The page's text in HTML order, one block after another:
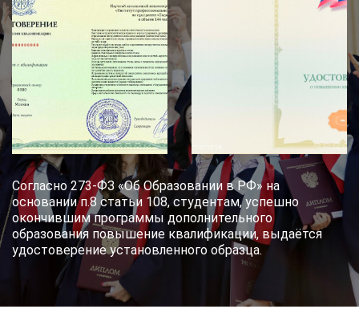
Согласно 273-ФЗ «Об Образовании в РФ» на
основании п.8 статьи 108, студентам, успешно
окончившим программы дополнительного
образования повышение квалификации, выдаётся
удостоверение установленного образца.